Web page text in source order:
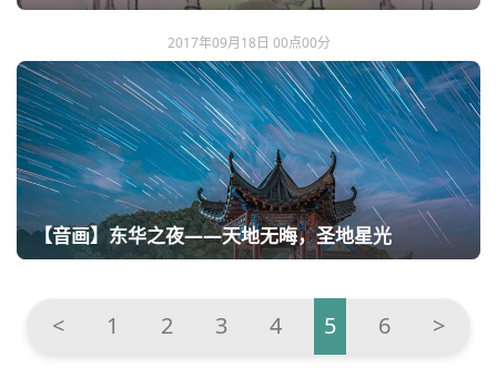
2017年09月18日 00点00分
【音画】东华之夜——天地无晦，圣地星光
< 1 2 3 4 5 6 >